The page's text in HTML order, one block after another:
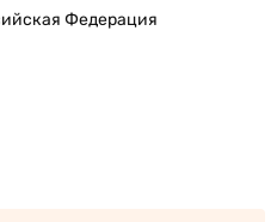
Федерация